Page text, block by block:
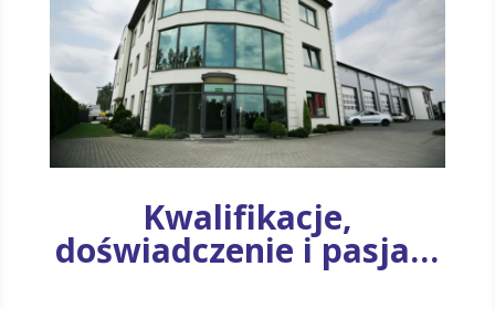
Kwalifikacje,
doświadczenie i pasja…